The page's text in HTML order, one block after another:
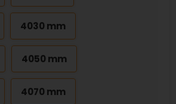
4030 mm
4050 mm
4070 mm